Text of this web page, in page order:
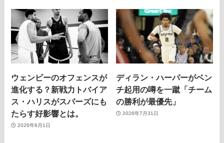
ウェンビーのオフェンスが
進化する？新戦力トバイア
ス・ハリスがスパーズにも
たらす好影響とは。
2026年8月1日
ディラン・ハーパーがベン
チ起用の噂を一蹴「チーム
の勝利が最優先」
2026年7月31日